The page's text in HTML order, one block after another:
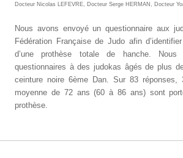
Docteur Nicolas LEFEVRE Docteur Serge HERMAN Docteur
Nous avons envoyé un questionnaire aux
Fédération Française de Judo afin
d’une prothèse totale de hanche.
questionnaires à des judokas âgés de plus
ceinture noire 6ème Dan. Sur 83 réponses,
moyenne de 72 ans (60 à 86 ans) sont
prothèse.